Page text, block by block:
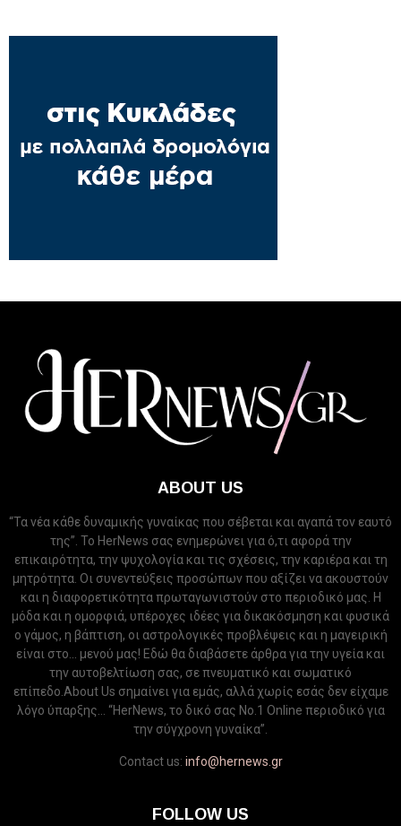
ABOUT US
“Τα νέα κάθε δυναμικής γυναίκας που σέβεται και αγαπά τον εαυτό
της”. Το HerNews σας ενημερώνει για ό,τι αφορά την
επικαιρότητα, την ψυχολογία και τις σχέσεις, την καριέρα και τη
μητρότητα. Οι συνεντεύξεις προσώπων που αξίζει να ακουστούν
και η διαφορετικότητα πρωταγωνιστούν στο περιοδικό μας. Η
μόδα και η ομορφιά, υπέροχες ιδέες για δικακόσμηση και φυσικά
ο γάμος, η βάπτιση, οι αστρολογικές προβλέψεις και η μαγειρική
είναι στο... μενού μας! Εδώ θα διαβάσετε άρθρα για την υγεία και
την αυτοβελτίωση σας, σε πνευματικό και σωματικό
επίπεδο.About Us σημαίνει για εμάς, αλλά χωρίς εσάς δεν είχαμε
λόγο ύπαρξης... “HerNews, το δικό σας Νo.1 Online περιοδικό για
την σύγχρονη γυναίκα”.
Contact us: info@hernews.gr
FOLLOW US